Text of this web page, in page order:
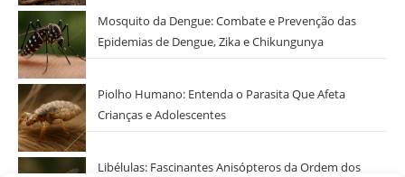
Mosquito da Dengue: Combate e Prevenção das
Epidemias de Dengue, Zika e Chikungunya
Piolho Humano: Entenda o Parasita Que Afeta
Crianças e Adolescentes
Libélulas: Fascinantes Anisópteros da Ordem dos